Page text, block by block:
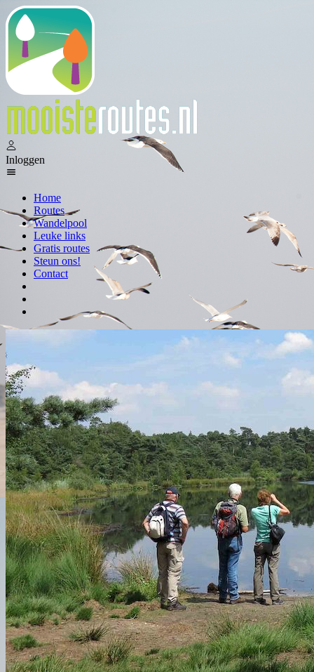
Inloggen
Home
Routes
Wandelpool
Leuke links
Gratis routes
Steun ons!
Contact